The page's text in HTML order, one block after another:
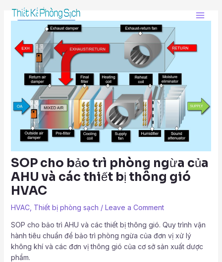
SOP cho bảo trì phòng ngừa của
AHU và các thiết bị thông gió
HVAC
HVAC, Thiết bị phòng sạch / Leave a Comment
SOP cho bảo trì AHU và các thiết bị thông gió. Quy trình vận
hành tiêu chuẩn để bảo trì phòng ngừa của đơn vị xử lý
không khí và các đơn vị thông gió của cơ sở sản xuất dược
phẩm.
navigation